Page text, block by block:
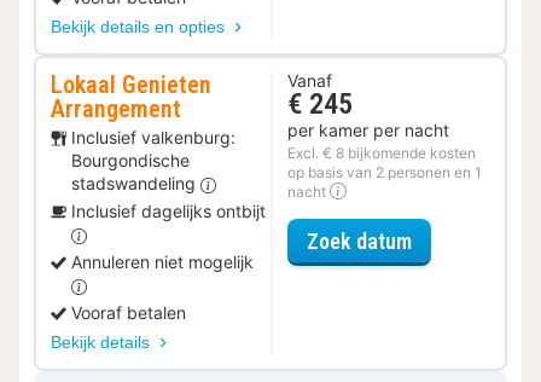
Bekijk details en opties
Lokaal Genieten
Arrangement
Inclusief valkenburg:
Bourgondische
stadswandeling
Inclusief dagelijks ontbijt
Annuleren niet mogelijk
Vooraf betalen
Bekijk details
Vanaf
€ 245
per kamer per nacht
Excl. € 8 bijkomende kosten
op basis van 2 personen en 1
nacht
Zoek datumvoor Lokaal